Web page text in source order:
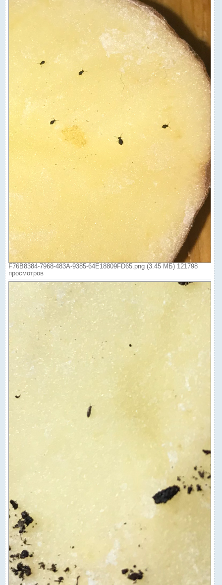
F76B8384-7968-483A-9385-64E18809FD65.png (3.45 МБ) 121798
просмотров